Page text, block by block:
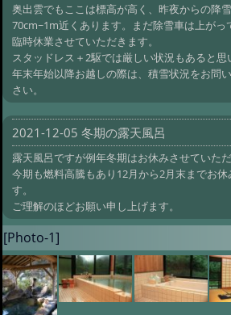
奥出雲でもここは標高が高く、昨夜からの降
70cm~1m近くあります。まだ除雪車は上がっ
臨時休業させていただきます。
スタッドレス＋2駆では厳しい状況もあると思
年末年始以降お越しの際は、積雪状況をお問
さい。
2021-12-05 冬期の露天風呂
露天風呂ですが例年冬期はお休みさせていただ
今期も燃料高騰もあり12月から2月末までお
す。
ご理解のほどお願い申し上げます。
[Photo-1]